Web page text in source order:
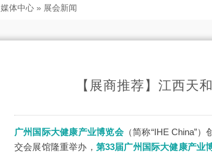
媒体中心 » 展会新闻
【展商推荐】江西天
广州国际大健康产业博览会（简称“IHE China”
交会展馆隆重举办， 第33届广州国际大健康产业